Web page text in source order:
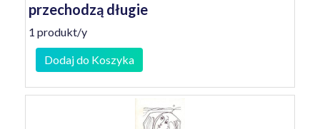
przechodzą długie
1 produkt/y
Dodaj do Koszyka